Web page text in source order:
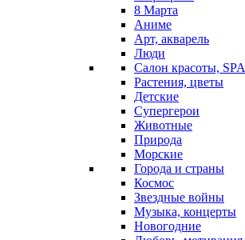
8 Марта
Аниме
Арт, акварель
Люди
Салон красоты, SPA
Растения, цветы
Детские
Супергерои
Животные
Природа
Морские
Города и страны
Космос
Звездные войны
Музыка, концерты
Новогодние